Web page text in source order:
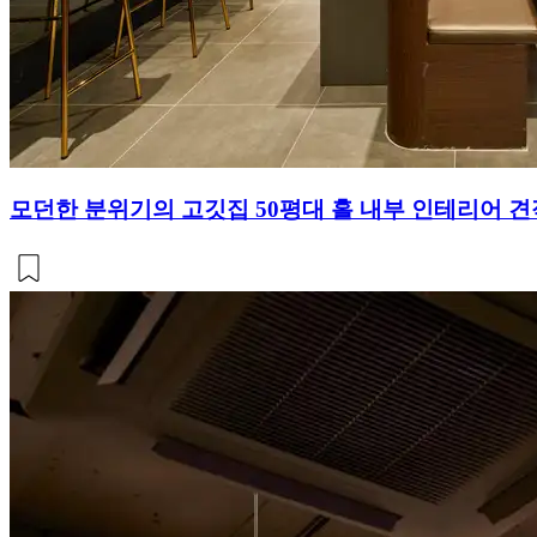
모던한 분위기의 고깃집 50평대 홀 내부 인테리어 견